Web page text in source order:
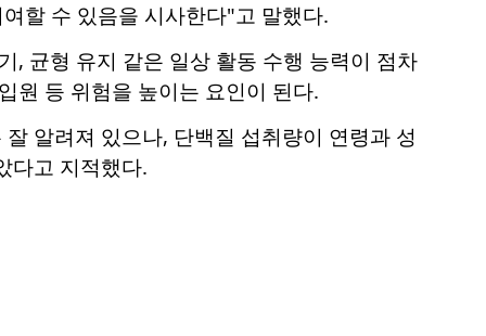
할 수 있음을 시사한다"고 말했다.
, 균형 유지 같은 일상 활동 수행 능력이 점차
원 등 위험을 높이는 요인이 된다.
알려져 있으나, 단백질 섭취량이 연령과 성
다고 지적했다.